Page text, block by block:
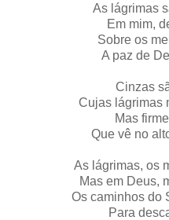
As lágrimas
Em mim,
Sobre os
A paz de
Cinzas
Cujas lágrimas
Mas
Que vê no
As lágrimas, os
Mas em Deus,
Os caminhos do
Para